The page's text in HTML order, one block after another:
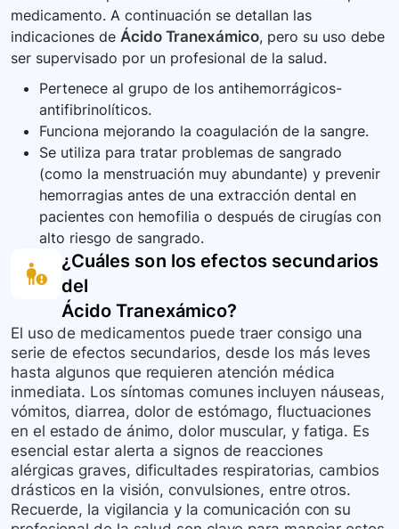
tomando y consulte sobre cualquier duda que
tenga respecto a su tratamiento.
medicamento. A continuación se detallan las
indicaciones de Ácido Tranexámico, pero su uso debe
ser supervisado por un profesional de la salud.
Pertenece al grupo de los antihemorrágicos-
antifibrinolíticos.
Funciona mejorando la coagulación de la sangre.
Se utiliza para tratar problemas de sangrado
(como la menstruación muy abundante) y prevenir
hemorragias antes de una extracción dental en
pacientes con hemofilia o después de cirugías con
alto riesgo de sangrado.
¿Cuáles son los efectos secundarios
del
Ácido Tranexámico?
El uso de medicamentos puede traer consigo una
serie de efectos secundarios, desde los más leves
hasta algunos que requieren atención médica
inmediata. Los síntomas comunes incluyen náuseas,
vómitos, diarrea, dolor de estómago, fluctuaciones
en el estado de ánimo, dolor muscular, y fatiga. Es
esencial estar alerta a signos de reacciones
alérgicas graves, dificultades respiratorias, cambios
drásticos en la visión, convulsiones, entre otros.
Recuerde, la vigilancia y la comunicación con su